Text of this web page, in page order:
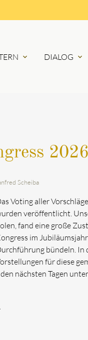
expand_more DIALOG expand_more
Scheiba
Voting aller
veröffentlicht.
fand eine große
im
bündeln. In
für diese
nächsten Tagen